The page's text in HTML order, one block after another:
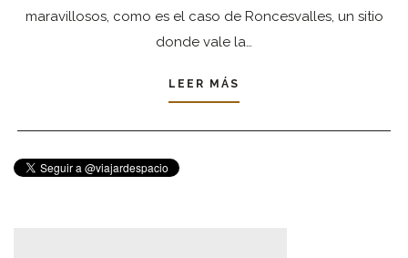
maravillosos, como es el caso de Roncesvalles, un sitio
donde vale la…
LEER MÁS